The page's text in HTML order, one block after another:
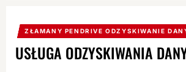
ZŁAMANY PENDRIVE ODZYSKIWANIE
USŁUGA ODZYSKIWANIA